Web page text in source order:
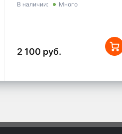
В наличии: Много
2 100 руб.